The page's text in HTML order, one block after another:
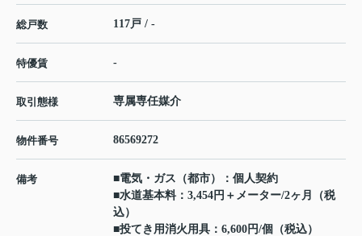
総戸数 117戸 / -
特優賃 -
取引態様 専属専任媒介
物件番号 86569272
備考
■電気・ガス（都市）：個人契約
■水道基本料：3,454円＋メーター/2ヶ月（税
込）
■投てき用消火用具：6,600円/個（税込）